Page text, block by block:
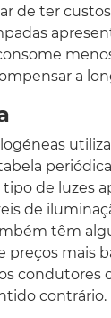
de ter
a
tipo de luzes
de
têm
mais
condutores
contrário.